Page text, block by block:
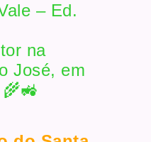
– Ed.
na
José, em